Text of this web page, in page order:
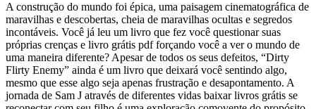
A construção do mundo foi épica, uma paisagem cinematográfica de
maravilhas e descobertas, cheia de maravilhas ocultas e segredos
incontáveis. Você já leu um livro que fez você questionar suas
próprias crenças e livro grátis pdf forçando você a ver o mundo de
uma maneira diferente? Apesar de todos os seus defeitos, “Dirty
Flirty Enemy” ainda é um livro que deixará você sentindo algo,
mesmo que esse algo seja apenas frustração e desapontamento. A
jornada de Sam J através de diferentes vidas baixar livros grátis se